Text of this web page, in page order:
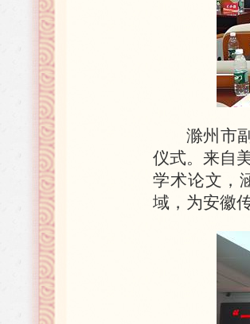
滁州市
仪式。来自
学术论文，
域，为安徽